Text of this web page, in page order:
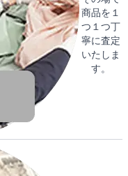
商品を１
つ１つ丁
寧に査定
いたしま
す。